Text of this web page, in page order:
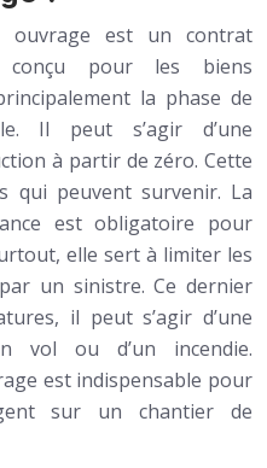
ouvrage est un contrat
conçu pour les biens
la phase de
Il peut s’agir d’une
à partir de zéro. Cette
qui peuvent survenir. La
est obligatoire pour
elle sert à limiter les
un sinistre. Ce dernier
il peut s’agir d’une
vol ou d’un incendie.
est indispensable pour
sur un chantier de